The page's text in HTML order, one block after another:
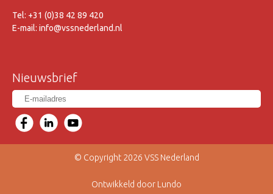
Tel: +31 (0)38 42 89 420
E-mail: info@vssnederland.nl
Nieuwsbrief
© Copyright 2026 VSS Nederland
Ontwikkeld door Lundo